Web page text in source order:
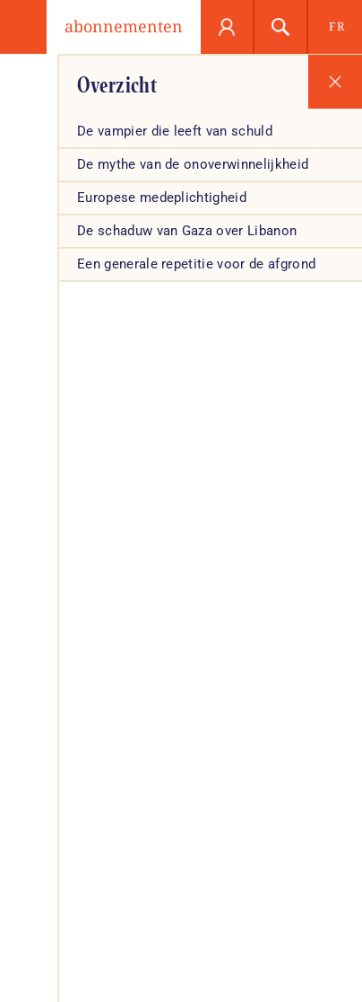
FR
abonnementen
Overzicht
De vampier die leeft van schuld
De mythe van de onoverwinnelijkheid
Europese medeplichtigheid
De schaduw van Gaza over Libanon
Een generale repetitie voor de afgrond